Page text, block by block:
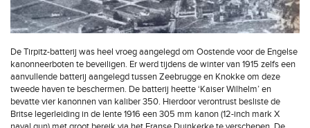
De Tirpitz-batterij was heel vroeg aangelegd om Oostende voor de Engelse
kanonneerboten te beveiligen. Er werd tijdens de winter van 1915 zelfs een
aanvullende batterij aangelegd tussen Zeebrugge en Knokke om deze
tweede haven te beschermen. De batterij heette ‘Kaiser Wilhelm’ en
bevatte vier kanonnen van kaliber 350. Hierdoor verontrust besliste de
Britse legerleiding in de lente 1916 een 305 mm kanon (12-inch mark X